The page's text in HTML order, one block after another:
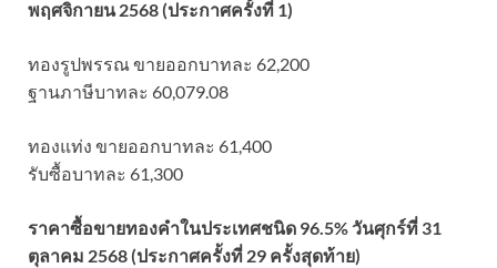
พฤศจิกายน 2568 (ประกาศครั้งที่ 1)
ทองรูปพรรณ ขายออกบาทละ 62,200
ฐานภาษีบาทละ 60,079.08
ทองแท่ง ขายออกบาทละ 61,400
รับซื้อบาทละ 61,300
ราคาซื้อขายทองคําในประเทศชนิด 96.5% วันศุกร์ที่ 31
ตุลาคม 2568 (ประกาศครั้งที่ 29 ครั้งสุดท้าย)